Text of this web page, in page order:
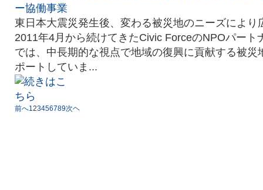
ー協働事業
東日本大震災発生後、変わる被災地のニーズにより
2011年4月から続けてきたCivic ForceのNPOパート
では、中長期的な視点で地域の復興に貢献する被災
ポートしていま...
前へ123456789次ヘ